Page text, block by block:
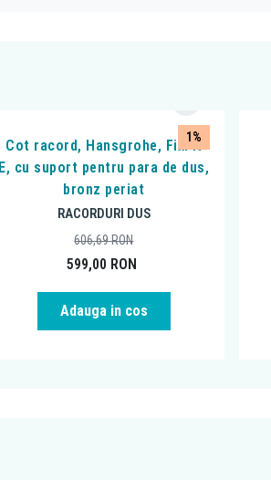
1%
Cot racord, Hansgrohe, FixFit
E, cu suport pentru para de dus,
bronz periat
RACORDURI DUS
599,00 RON
606,69RON
Adauga in cos